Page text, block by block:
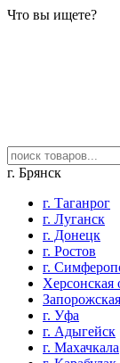
Что вы ищете?
г. Брянск
г. Таганрог
г. Луганск
г. Донецк
г. Ростов
г.
Херсонская
г. Уфа
г. Адыгейск
г. Махачкала